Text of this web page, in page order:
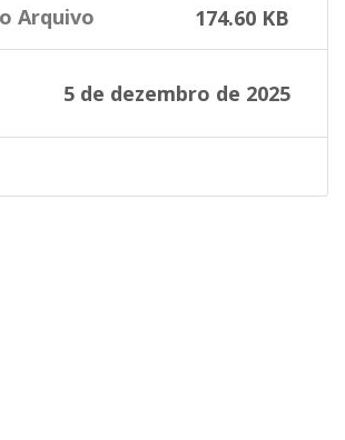
Arquivo 174.60 KB
5 de dezembro de 2025